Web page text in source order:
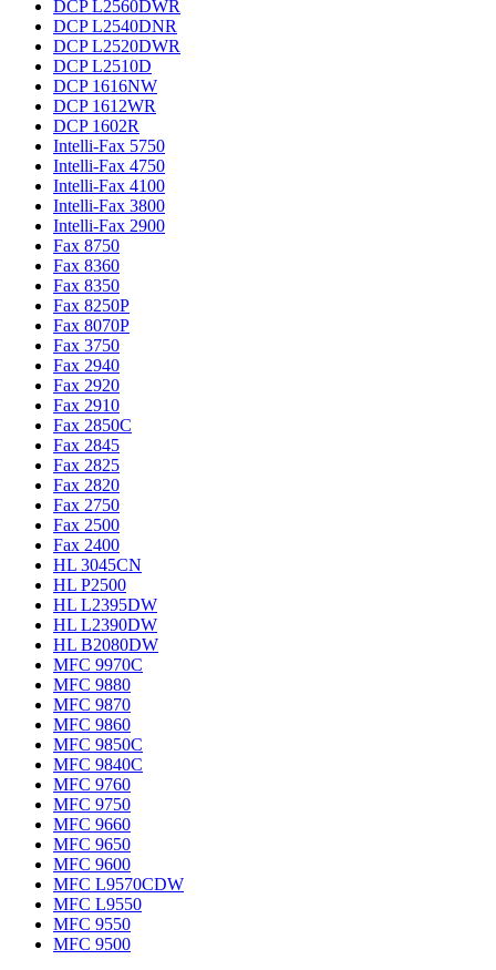
DCP L2560DWR
DCP L2540DNR
DCP L2520DWR
DCP L2510D
DCP 1616NW
DCP 1612WR
DCP 1602R
Intelli-Fax 5750
Intelli-Fax 4750
Intelli-Fax 4100
Intelli-Fax 3800
Intelli-Fax 2900
Fax 8750
Fax 8360
Fax 8350
Fax 8250P
Fax 8070P
Fax 3750
Fax 2940
Fax 2920
Fax 2910
Fax 2850C
Fax 2845
Fax 2825
Fax 2820
Fax 2750
Fax 2500
Fax 2400
HL 3045CN
HL P2500
HL L2395DW
HL L2390DW
HL B2080DW
MFC 9970C
MFC 9880
MFC 9870
MFC 9860
MFC 9850C
MFC 9840C
MFC 9760
MFC 9750
MFC 9660
MFC 9650
MFC 9600
MFC L9570CDW
MFC L9550
MFC 9550
MFC 9500